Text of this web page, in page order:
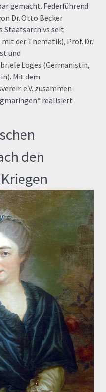
gemacht. Federführend
Dr. Otto Becker
Staatsarchivs seit
der Thematik), Prof. Dr.
und
Loges (Germanistin,
Mit dem
e.V. zusammen
realisiert
den